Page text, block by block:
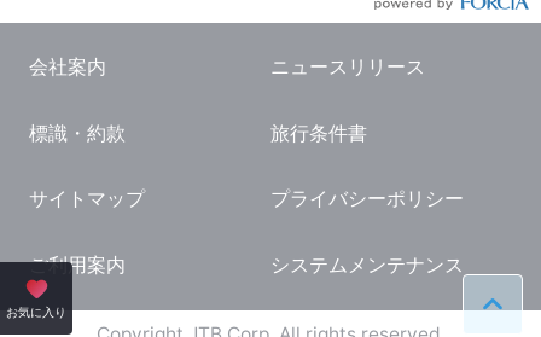
お気に入り ペー
東京ドーム ホテル
横浜 ホテル
熱海 ホテル
京都 ホテル
大阪 ホテル
国内観光ガイド
旅行・観光情報
会社案内 ニュースリリース
標識・約款 旅行条件書
サイトマップ プライバシーポリシー
ご利用案内 システムメンテナンス